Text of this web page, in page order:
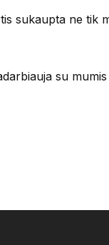
sukaupta ne
su